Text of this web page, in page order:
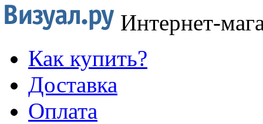
Интернет-
Как купить?
Доставка
Оплата